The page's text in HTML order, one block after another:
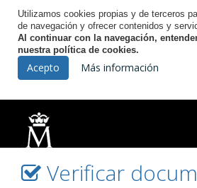
Utilizamos cookies propias y de terceros
de navegación y ofrecer contenidos y
Al continuar con la navegación,
nuestra política de cookies.
Acepto Más información
Licitación
Inicio
Verificar